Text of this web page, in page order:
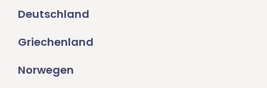
Deutschland
Griechenland
Norwegen